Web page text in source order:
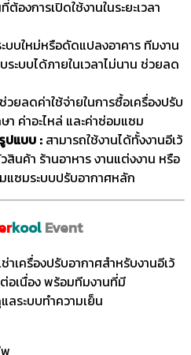
ต้องการเปิดใช้งานในระยะเวลา
บบใหม่หรือดัดแปลงอาคาร ทีมงาน
ะบบได้ภายในเวลาไม่นาน ช่วยลด
วยลดค่าใช้จ่ายในการซื้อเครื่องปรับ
า ค่าอะไหล่ และค่าซ่อมแซม
ปแบบ : สามารถใช้งานได้ทั้งงานอีเว้
สินค้า ร้านอาหาร งานแต่งงาน หรือ
แซมระบบปรับอากาศหลัก
koolEvent
าเครื่องปรับอากาศสำหรับงานอีเว้
อเนื่อง พร้อมทีมงานที่มี
ระบบทำความเย็น